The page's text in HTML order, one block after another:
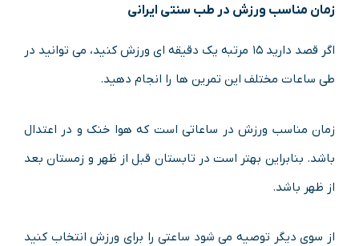
زمان مناسب ورزش در طب سنتی ایرانی
اگر قصد دارید ۱۵ مرتبه یک دقیقه ای ورزش کنید، می توانید در
طی ساعات مختلف این تمرین ها را انجام دهید.
زمان مناسب ورزش در ساعاتی است که هوا خنک و در اعتدال
باشد. بنابراین بهتر است در تابستان قبل از ظهر و زمستان بعد
از ظهر باشد.
از سوی دیگر توصیه می شود ساعتی را برای ورزش انتخاب کنید